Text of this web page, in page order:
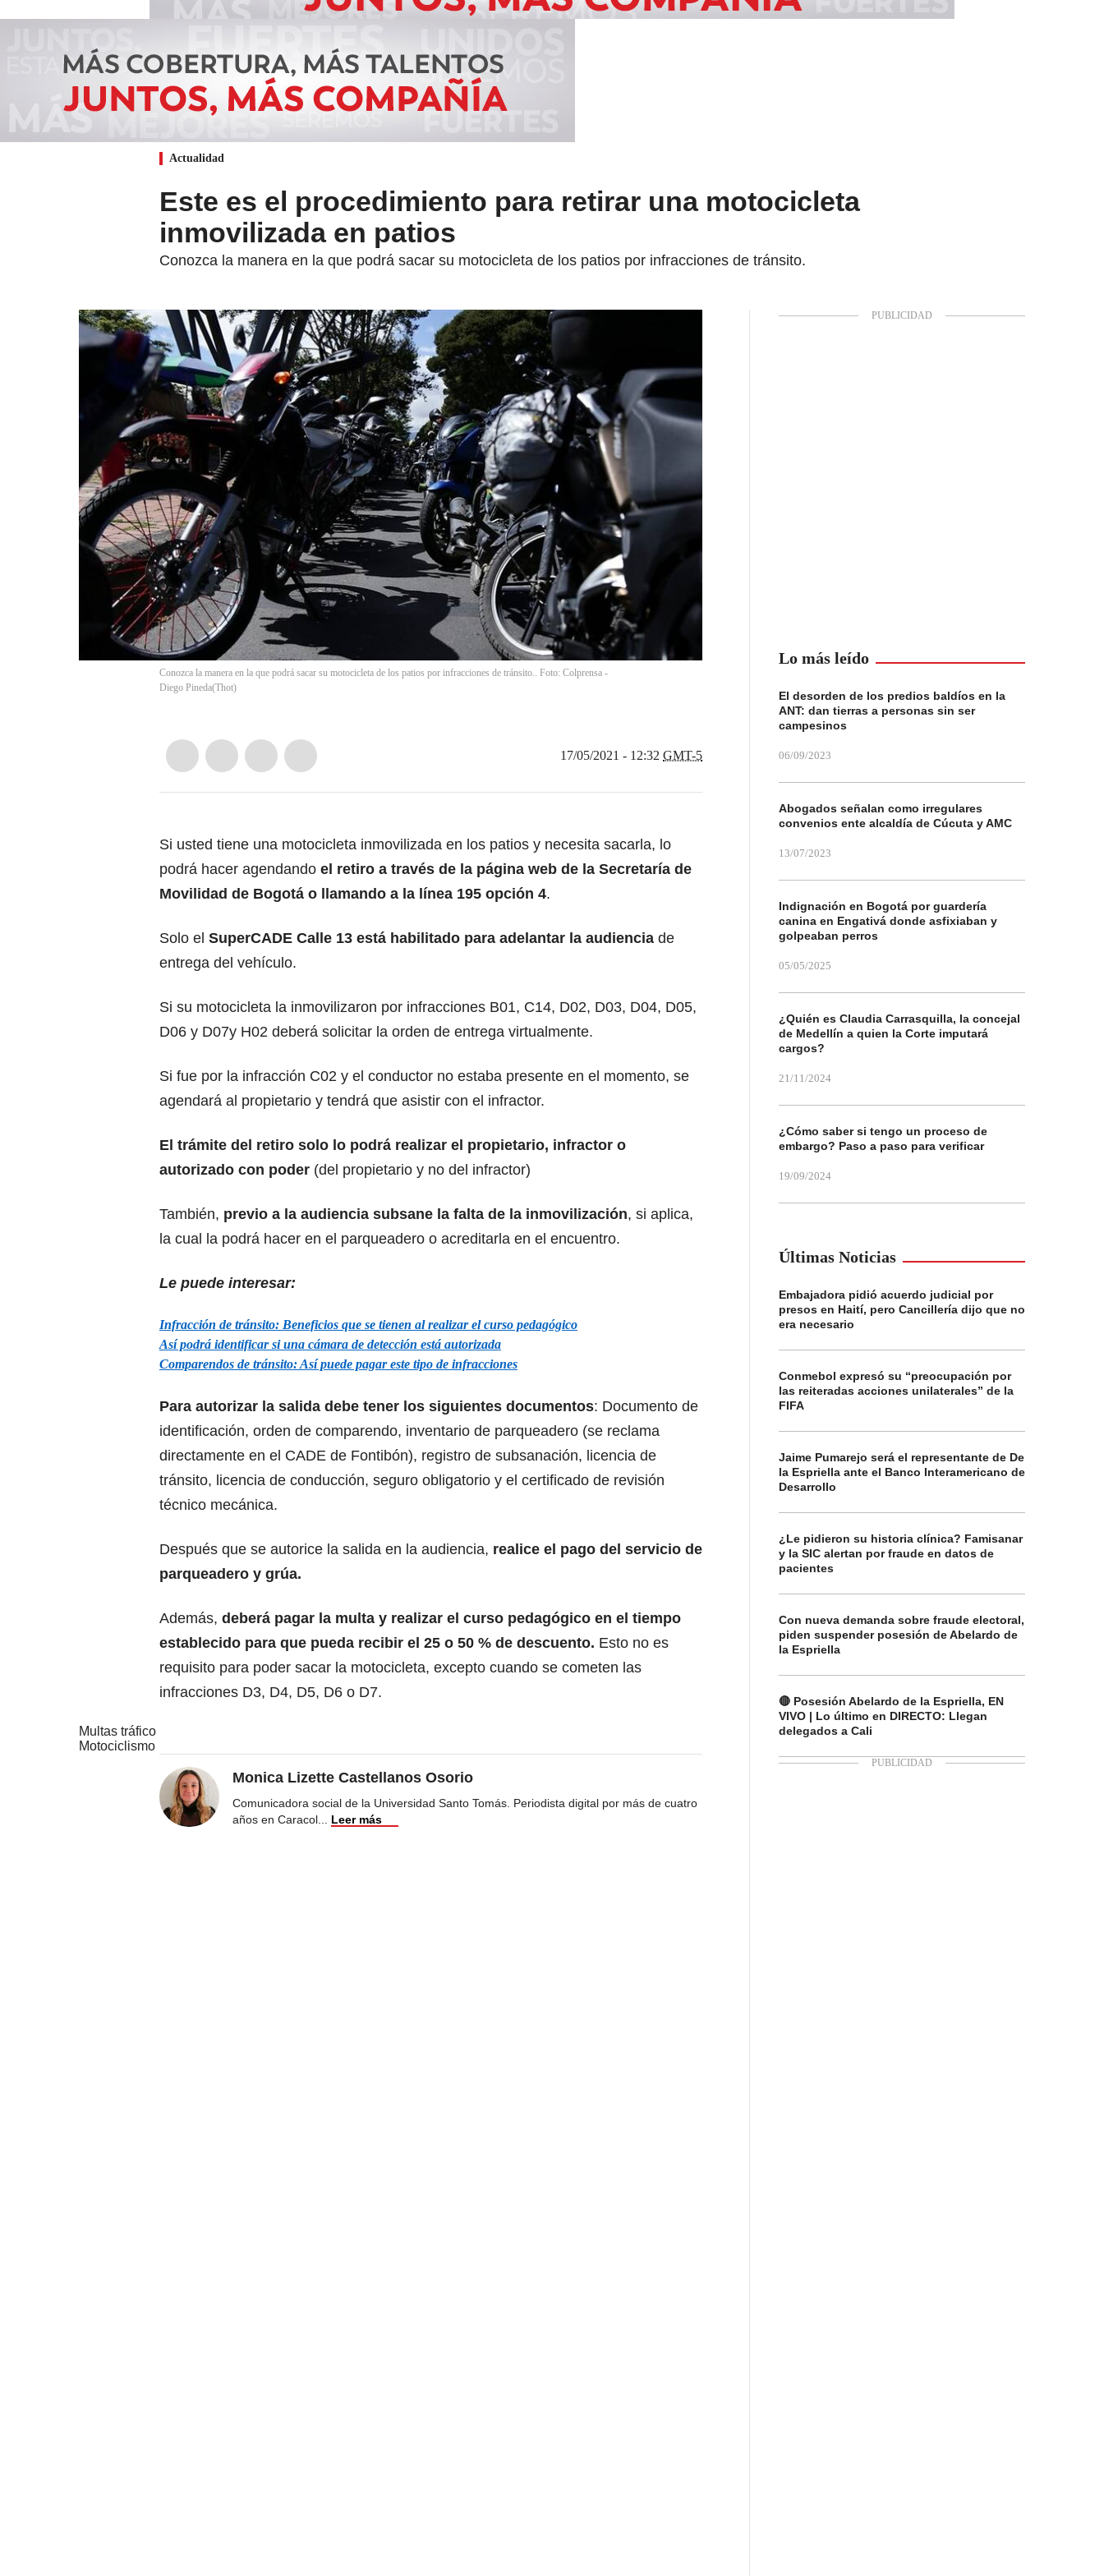
Actualidad
Este es el procedimiento para retirar una motocicleta
inmovilizada en patios
Conozca la manera en la que podrá sacar su motocicleta de los patios por infracciones de tránsito.
Conozca la manera en la que podrá sacar su motocicleta de los patios por infracciones de tránsito.. Foto: Colprensa -
Diego Pineda(Thot)
17/05/2021 - 12:32 GMT-5
Si usted tiene una motocicleta inmovilizada en los patios y necesita sacarla, lo
podrá hacer agendando el retiro a través de la página web de la Secretaría de
Movilidad de Bogotá o llamando a la línea 195 opción 4.
Solo el SuperCADE Calle 13 está habilitado para adelantar la audiencia de
entrega del vehículo.
Si su motocicleta la inmovilizaron por infracciones B01, C14, D02, D03, D04, D05,
D06 y D07y H02 deberá solicitar la orden de entrega virtualmente.
Si fue por la infracción C02 y el conductor no estaba presente en el momento, se
agendará al propietario y tendrá que asistir con el infractor.
El trámite del retiro solo lo podrá realizar el propietario, infractor o
autorizado con poder (del propietario y no del infractor)
También, previo a la audiencia subsane la falta de la inmovilización, si aplica,
la cual la podrá hacer en el parqueadero o acreditarla en el encuentro.
Le puede interesar:
Infracción de tránsito: Beneficios que se tienen al realizar el curso pedagógico
Así podrá identificar si una cámara de detección está autorizada
Comparendos de tránsito: Así puede pagar este tipo de infracciones
Para autorizar la salida debe tener los siguientes documentos: Documento de
identificación, orden de comparendo, inventario de parqueadero (se reclama
directamente en el CADE de Fontibón), registro de subsanación, licencia de
tránsito, licencia de conducción, seguro obligatorio y el certificado de revisión
técnico mecánica.
Después que se autorice la salida en la audiencia, realice el pago del servicio de
parqueadero y grúa.
Además, deberá pagar la multa y realizar el curso pedagógico en el tiempo
establecido para que pueda recibir el 25 o 50 % de descuento. Esto no es
requisito para poder sacar la motocicleta, excepto cuando se cometen las
infracciones D3, D4, D5, D6 o D7.
Multas tráfico
Motociclismo
Monica Lizette Castellanos Osorio
Comunicadora social de la Universidad Santo Tomás. Periodista digital por más de cuatro
años en Caracol
Leer más
Lo más leído
El desorden de los predios baldíos en la
ANT: dan tierras a personas sin ser
campesinos
06/09/2023
Abogados señalan como irregulares
convenios ente alcaldía de Cúcuta y AMC
13/07/2023
Indignación en Bogotá por guardería
canina en Engativá donde asfixiaban y
golpeaban perros
05/05/2025
¿Quién es Claudia Carrasquilla, la concejal
de Medellín a quien la Corte imputará
cargos?
21/11/2024
¿Cómo saber si tengo un proceso de
embargo? Paso a paso para verificar
19/09/2024
Últimas Noticias
Embajadora pidió acuerdo judicial por
presos en Haití, pero Cancillería dijo que no
era necesario
Conmebol expresó su “preocupación por
las reiteradas acciones unilaterales” de la
FIFA
Jaime Pumarejo será el representante de De
la Espriella ante el Banco Interamericano de
Desarrollo
¿Le pidieron su historia clínica? Famisanar
y la SIC alertan por fraude en datos de
pacientes
Con nueva demanda sobre fraude electoral,
piden suspender posesión de Abelardo de
la Espriella
🔴 Posesión Abelardo de la Espriella, EN
VIVO | Lo último en DIRECTO: Llegan
delegados a Cali